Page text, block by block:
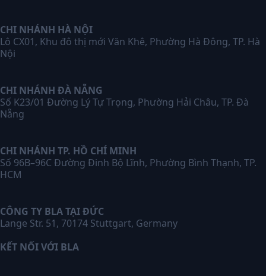
CHI NHÁNH HÀ NỘI
Lô CX01, Khu đô thị mới Văn Khê, Phường Hà Đông, TP. Hà
Nội
CHI NHÁNH ĐÀ NẴNG
Số K23/01 Đường Lý Tự Trọng, Phường Hải Châu, TP. Đà
Nẵng
CHI NHÁNH TP. HỒ CHÍ MINH
Số 96B–96C Đường Đinh Bộ Lĩnh, Phường Bình Thạnh, TP.
HCM
CÔNG TY BLA TẠI ĐỨC
Lange Str. 51, 70174 Stuttgart, Germany
KẾT NỐI VỚI BLA